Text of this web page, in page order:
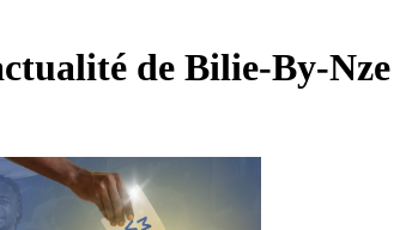
de Bilie-By-Nze